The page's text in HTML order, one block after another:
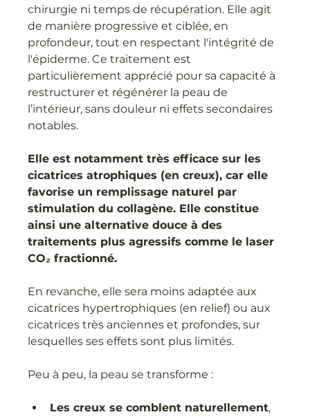
chirurgie ni temps de récupération. Elle agit
de manière progressive et ciblée, en
profondeur, tout en respectant l'intégrité de
l'épiderme. Ce traitement est
particulièrement apprécié pour sa capacité à
restructurer et régénérer la peau de
l’intérieur, sans douleur ni effets secondaires
notables.
Elle est notamment très efficace sur les
cicatrices atrophiques (en creux), car elle
favorise un remplissage naturel par
stimulation du collagène. Elle constitue
ainsi une alternative douce à des
traitements plus agressifs comme le laser
CO₂ fractionné.
En revanche, elle sera moins adaptée aux
cicatrices hypertrophiques (en relief) ou aux
cicatrices très anciennes et profondes, sur
lesquelles ses effets sont plus limités.
Peu à peu, la peau se transforme :
Les creux se comblent naturellement,